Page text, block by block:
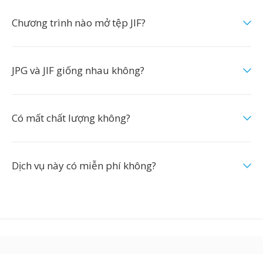
Chương trình nào mở tệp JIF?
JPG và JIF giống nhau không?
Có mất chất lượng không?
Dịch vụ này có miễn phí không?